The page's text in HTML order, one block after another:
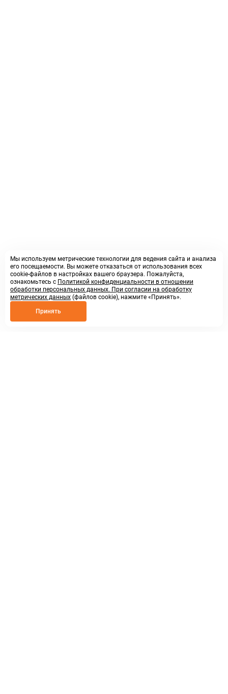
Мы используем метрические технологии для ведения сайта и анализа
его посещаемости. Вы можете отказаться от использования всех
cookie-файлов в настройках вашего браузера. Пожалуйста,
ознакомьтесь с Политикой конфиденциальности в отношении
обработки персональных данных. При согласии на обработку
метрических данных (файлов cookie), нажмите «Принять».
Принять